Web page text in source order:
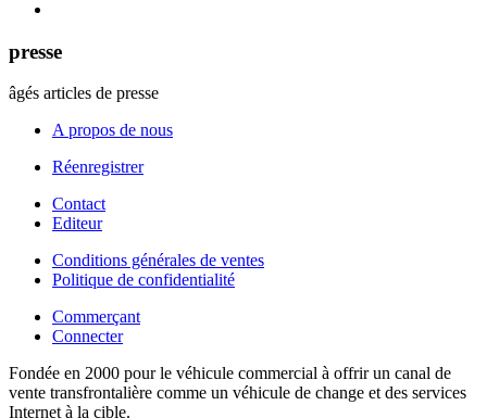
presse
âgés articles de presse
A propos de nous
Réenregistrer
Contact
Editeur
Conditions générales de ventes
Politique de confidentialité
Commerçant
Connecter
Fondée en 2000 pour le véhicule commercial à offrir un canal de
vente transfrontalière comme un véhicule de change et des services
Internet à la cible.